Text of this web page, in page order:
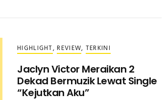
HIGHLIGHT,REVIEW, TERKINI
Jaclyn Victor Meraikan 2
Dekad Bermuzik Lewat Single
“Kejutkan Aku”